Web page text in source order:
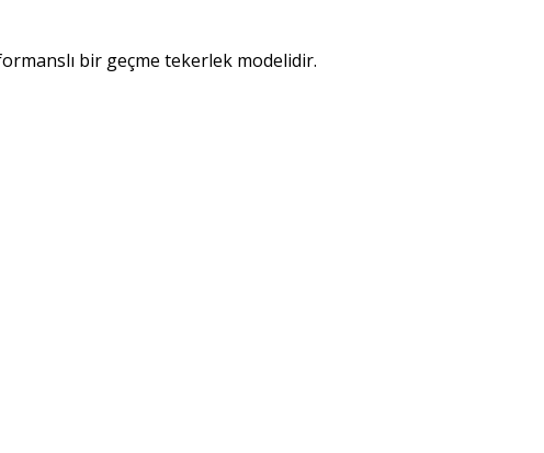
bir geçme tekerlek modelidir.